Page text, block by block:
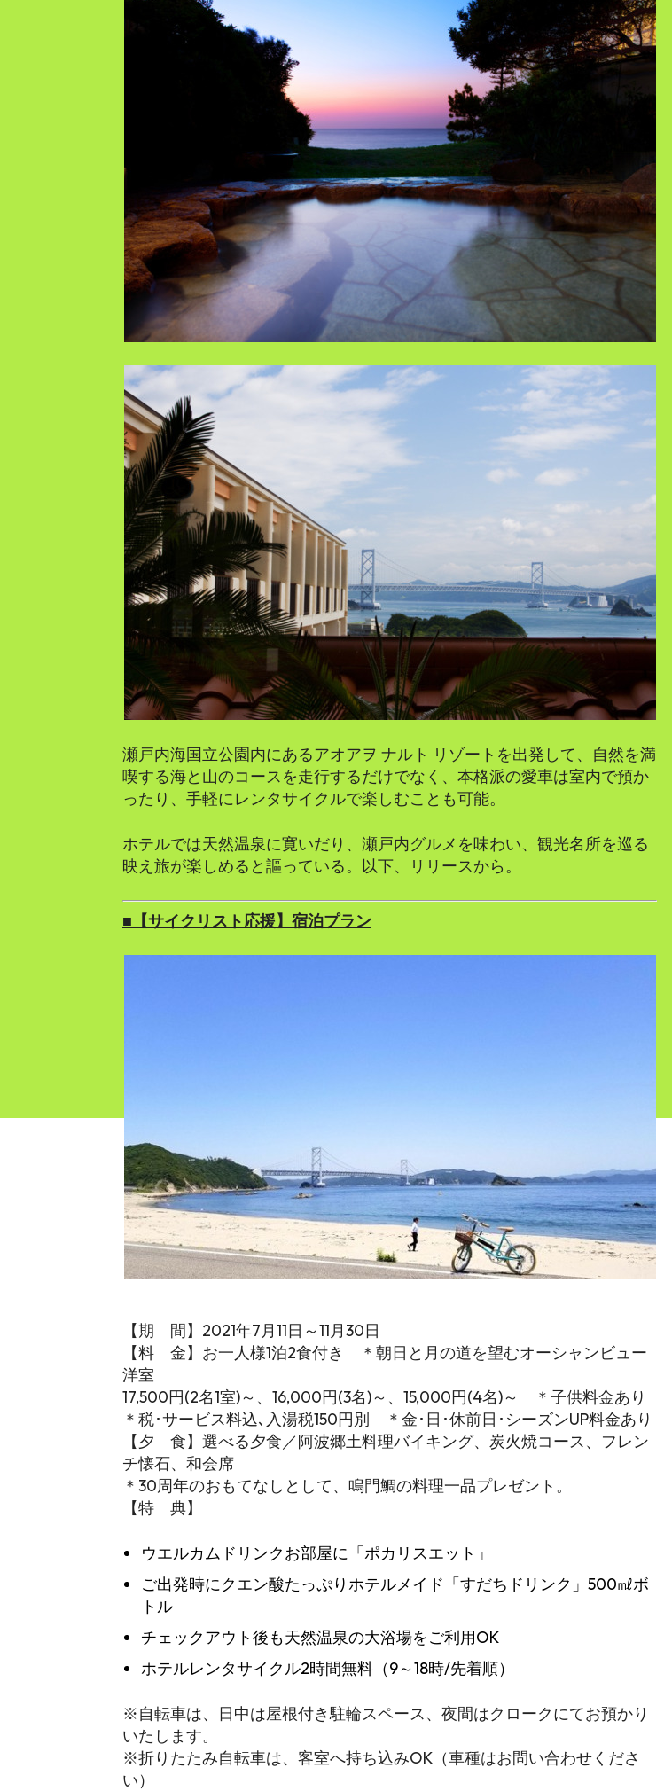
瀬戸内海国立公園内にあるアオアヲ ナルト リゾートを出発して、自然を満
喫する海と山のコースを走行するだけでなく、本格派の愛車は室内で預か
ったり、手軽にレンタサイクルで楽しむことも可能。
ホテルでは天然温泉に寛いだり、瀬戸内グルメを味わい、観光名所を巡る
映え旅が楽しめると謳っている。以下、リリースから。
■【サイクリスト応援】宿泊プラン
【期 間】2021年7月11日～11月30日
【料 金】お一人様1泊2食付き ＊朝日と月の道を望むオーシャンビュー
洋室
17,500円(2名1室)～、16,000円(3名)～、15,000円(4名)～ ＊子供料金あり
＊税･サービス料込､入湯税150円別 ＊金･日･休前日･シーズンUP料金あり
【夕 食】選べる夕食／阿波郷土料理バイキング、炭火焼コース、フレン
チ懐石、和会席
＊30周年のおもてなしとして、鳴門鯛の料理一品プレゼント。
【特 典】
ウエルカムドリンクお部屋に「ポカリスエット」
ご出発時にクエン酸たっぷりホテルメイド「すだちドリンク」500㎖ボ
トル
チェックアウト後も天然温泉の大浴場をご利用OK
ホテルレンタサイクル2時間無料（9～18時/先着順）
※自転車は、日中は屋根付き駐輪スペース、夜間はクロークにてお預かり
いたします。
※折りたたみ自転車は、客室へ持ち込みOK（車種はお問い合わせくださ
い）